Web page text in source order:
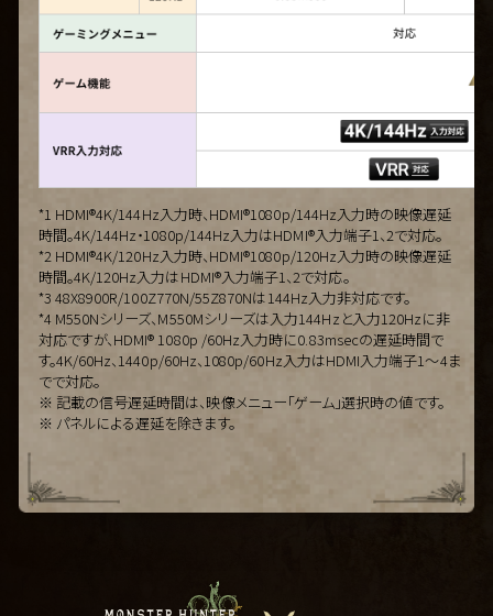
*1 HDMI®4K/144Hz入力時、HDMI®1080p/144Hz入力時の映像遅延
時間。4K/144Hz・1080p/144Hz入力はHDMI®入力端子1、2で対応。
*2 HDMI®4K/120Hz入力時、HDMI®1080p/120Hz入力時の映像遅延
時間。4K/120Hz入力はHDMI®入力端子1、2で対応。
*3 48X8900R/100Z770N/55Z870Nは144Hz入力非対応です。
*4 M550Nシリーズ、M550Mシリーズは入力144Hzと入力120Hzに非
対応ですが、HDMI® 1080p /60Hz入力時に0.83msecの遅延時間で
す。4K/60Hz、1440p/60Hz、1080p/60Hz入力はHDMI入力端子1～4ま
でで対応。
※ 記載の信号遅延時間は、映像メニュー「ゲーム」選択時の値です。
※ パネルによる遅延を除きます。